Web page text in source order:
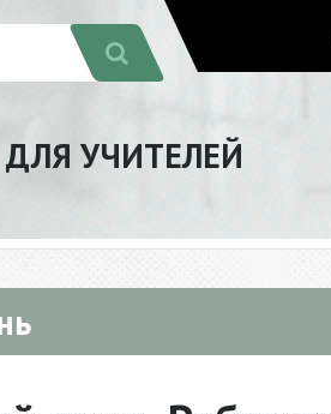
ДЛЯ УЧИТЕЛЕЙ